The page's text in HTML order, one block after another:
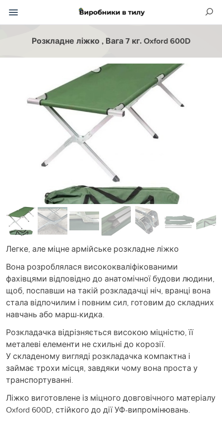
Розкладне ліжко , Вага 7 кг. Oxford 600D
Легке, але міцне армійське розкладне ліжко
Вона розроблялася висококваліфікованими
фахівцями відповідно до анатомічної будови людини,
щоб, поспавши на такій розкладачці ніч, вранці вона
стала відпочилим і повним сил, готовим до складних
навчань або марш-кидка.
Розкладачка відрізняється високою міцністю, її
металеві елементи не схильні до корозії.
У складеному вигляді розкладачка компактна і
займає трохи місця, завдяки чому вона проста у
транспортуванні.
Ліжко виготовлене із міцного довговічного матеріалу
Oxford 600D, стійкого до дії УФ-випромінювань.